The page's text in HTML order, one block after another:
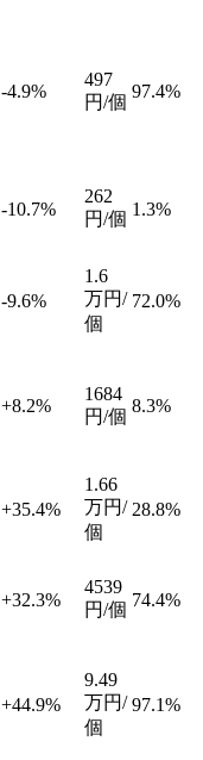
-4.9%
497
円/個
97.4%
-10.7%
262
円/個 1.3%
-9.6%
1.6
万円/
個
72.0%
+8.2%
1684
円/個
8.3%
+35.4%
1.66
万円/
個
28.8%
+32.3%
4539
円/個 74.4%
+44.9%
9.49
万円/
個
97.1%